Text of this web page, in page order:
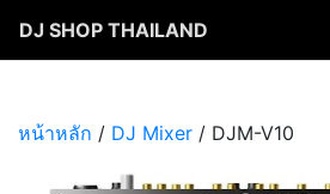
DJ SHOP THAILAND
หน้าหลัก / DJ Mixer / DJM-V10